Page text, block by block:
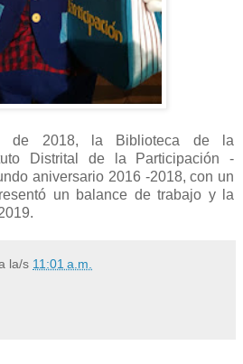
de 2018, la Biblioteca de la
Distrital de la Participación -
aniversario 2016 -2018, con un
un balance de trabajo y la
la/s 11:01 a.m.